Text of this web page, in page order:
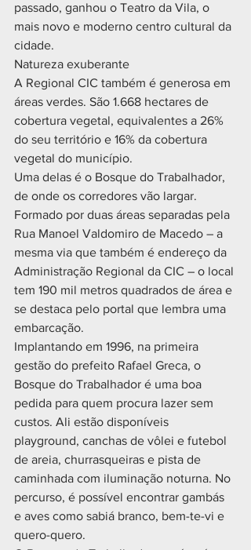
passado, ganhou o Teatro da Vila, o
mais novo e moderno centro cultural da
cidade.
Natureza exuberante
A Regional CIC também é generosa em
áreas verdes. São 1.668 hectares de
cobertura vegetal, equivalentes a 26%
do seu território e 16% da cobertura
vegetal do município.
Uma delas é o Bosque do Trabalhador,
de onde os corredores vão largar.
Formado por duas áreas separadas pela
Rua Manoel Valdomiro de Macedo – a
mesma via que também é endereço da
Administração Regional da CIC – o local
tem 190 mil metros quadrados de área e
se destaca pelo portal que lembra uma
embarcação.
Implantando em 1996, na primeira
gestão do prefeito Rafael Greca, o
Bosque do Trabalhador é uma boa
pedida para quem procura lazer sem
custos. Ali estão disponíveis
playground, canchas de vôlei e futebol
de areia, churrasqueiras e pista de
caminhada com iluminação noturna. No
percurso, é possível encontrar gambás
e aves como sabiá branco, bem-te-vi e
quero-quero.